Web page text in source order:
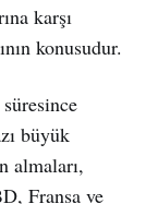
karşı
konusudur.
büyük
almaları,
Fransa ve